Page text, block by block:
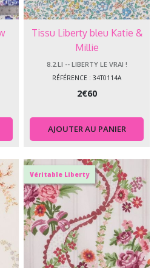
Tissu Liberty bleu Katie &
Millie
8.2.LI -- LIBERTY LE VRAI !
RÉFÉRENCE : 34T0114A
2€60
AJOUTER AU PANIER
Véritable Liberty